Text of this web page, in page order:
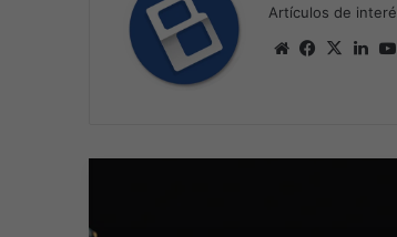
Artículos de
SitioFacebook
X